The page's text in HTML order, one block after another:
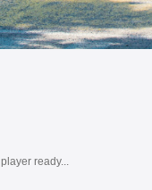
player ready...